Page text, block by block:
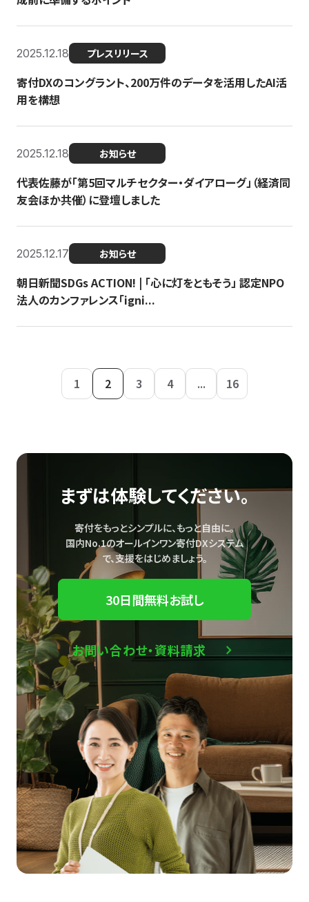
2025.12.18 プレスリリース
寄付DXのコングラント、200万件のデータを活用したAI活
用を構想
2025.12.18 お知らせ
代表佐藤が「第5回マルチセクター・ダイアローグ」（経済同
友会ほか共催）に登壇しました
2025.12.17 お知らせ
朝日新聞SDGs ACTION! | 「心に灯をともそう」 認定NPO
法人のカンファレンス「igni...
1 2 3 4 ... 16
まずは体験してください。
寄付をもっとシンプルに、もっと自由に。
国内No.1のオールインワン寄付DXシステム
で、支援をはじめましょう。
30日間無料お試し
お問い合わせ・資料請求